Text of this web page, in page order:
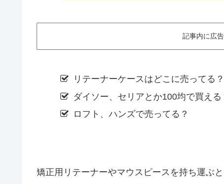
記事内に広
リテーナーケースはどこに売ってる？
ダイソー、セリアとか100均で買える
ロフト、ハンズで売ってる？
矯正用リテーナーやマウスピースを持ち運ぶ